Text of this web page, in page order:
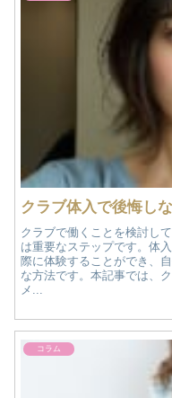
クラブで働くことを検討し
は重要なステップです。体
際に体験することができ、
な方法です。本記事では、
メ...
コラム